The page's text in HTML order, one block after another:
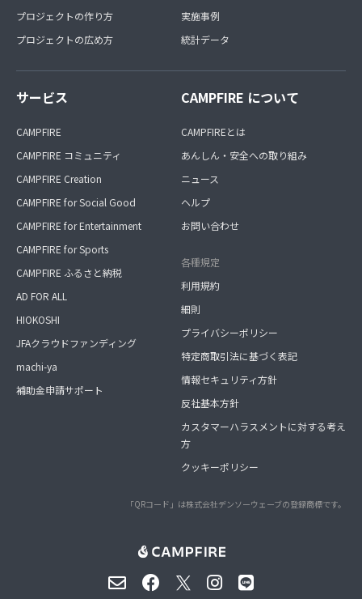
プロジェクトの作り方
プロジェクトの広め方
実施事例
統計データ
サービス
CAMPFIRE
CAMPFIRE コミュニティ
CAMPFIRE Creation
CAMPFIRE for Social Good
CAMPFIRE for Entertainment
CAMPFIRE for Sports
CAMPFIRE ふるさと納税
AD FOR ALL
HIOKOSHI
JFAクラウドファンディング
machi-ya
補助金申請サポート
CAMPFIRE について
CAMPFIREとは
あんしん・安全への取り組み
ニュース
ヘルプ
お問い合わせ
各種規定
利用規約
細則
プライバシーポリシー
特定商取引法に基づく表記
情報セキュリティ方針
反社基本方針
カスタマーハラスメントに対する考え
方
クッキーポリシー
「QRコード」は株式会社デンソーウェーブの登録商標です。